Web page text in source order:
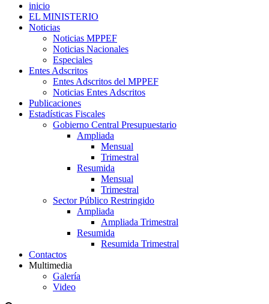
inicio
EL MINISTERIO
Noticias
Noticias MPPEF
Noticias Nacionales
Especiales
Entes Adscritos
Entes Adscritos del MPPEF
Noticias Entes Adscritos
Publicaciones
Estadísticas Fiscales
Gobierno Central Presupuestario
Ampliada
Mensual
Trimestral
Resumida
Mensual
Trimestral
Sector Público Restringido
Ampliada
Ampliada Trimestral
Resumida
Resumida Trimestral
Contactos
Multimedia
Galería
Video